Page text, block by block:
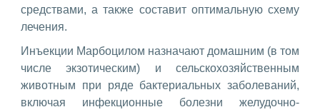
средствами, а также составит оптимальную схему
лечения.
Инъекции Марбоцилом назначают домашним (в том
числе экзотическим) и сельскохозяйственным
животным при ряде бактериальных заболеваний,
включая инфекционные болезни желудочно-